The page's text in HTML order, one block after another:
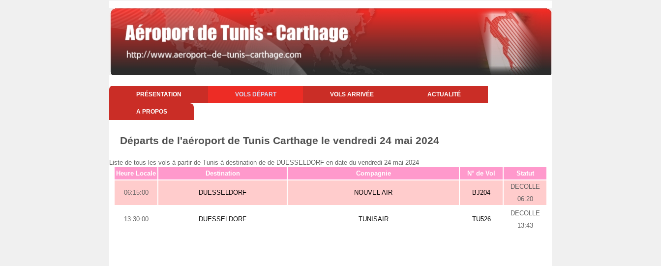
PRÉSENTATION VOLS DÉPART VOLS ARRIVÉE ACTUALITÉ
A PROPOS
Départs de l'aéroport de Tunis Carthage le vendredi 24 mai 2024
Liste de tous les vols à partir de Tunis à destination de de DUESSELDORF en date du vendredi 24 mai 2024
Heure Locale
Destination Compagnie N° de Vol Statut
06:15:00 DUESSELDORF NOUVEL AIR BJ204
DECOLLE
06:20
13:30:00 DUESSELDORF TUNISAIR TU526
DECOLLE
13:43